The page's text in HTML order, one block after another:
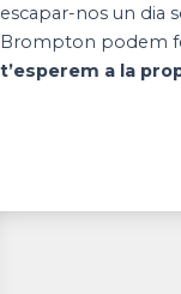
escapar-nos un dia
Brompton podem
t’esperem a la